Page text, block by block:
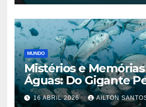
MUNDO
Mistérios e
Águas: Do Gigante
aos Lagos de Nova
16 ABRIL 2026 AILTON